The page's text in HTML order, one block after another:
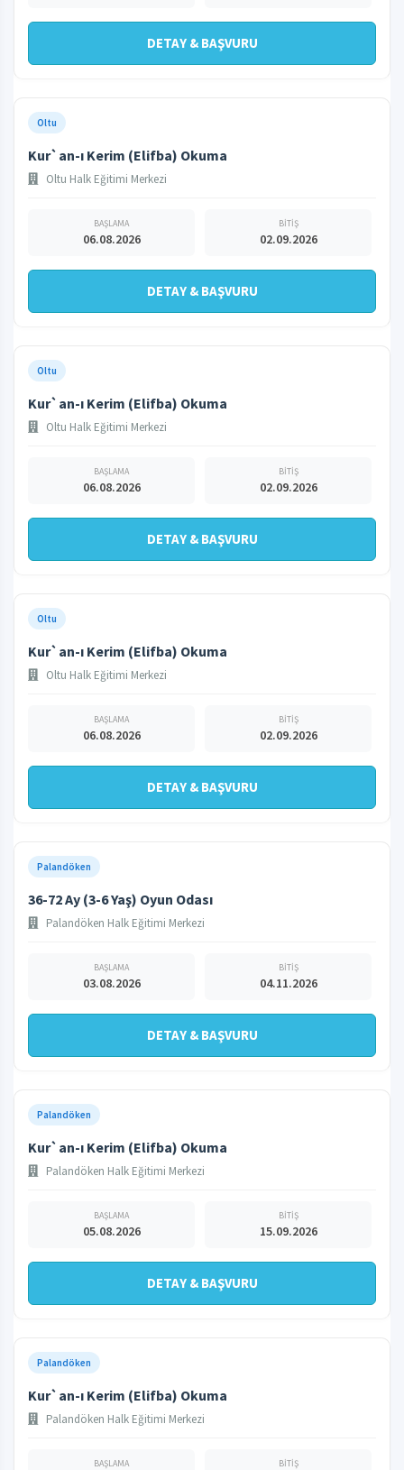
DETAY & BAŞVURU
Oltu
Kur`an-ı Kerim (Elifba) Okuma
Oltu Halk Eğitimi Merkezi
BAŞLAMA
06.08.2026
BİTİŞ
02.09.2026
DETAY & BAŞVURU
Oltu
Kur`an-ı Kerim (Elifba) Okuma
Oltu Halk Eğitimi Merkezi
BAŞLAMA
06.08.2026
BİTİŞ
02.09.2026
DETAY & BAŞVURU
Oltu
Kur`an-ı Kerim (Elifba) Okuma
Oltu Halk Eğitimi Merkezi
BAŞLAMA
06.08.2026
BİTİŞ
02.09.2026
DETAY & BAŞVURU
Palandöken
36-72 Ay (3-6 Yaş) Oyun Odası
Palandöken Halk Eğitimi Merkezi
BAŞLAMA
03.08.2026
BİTİŞ
04.11.2026
DETAY & BAŞVURU
Palandöken
Kur`an-ı Kerim (Elifba) Okuma
Palandöken Halk Eğitimi Merkezi
BAŞLAMA
05.08.2026
BİTİŞ
15.09.2026
DETAY & BAŞVURU
Palandöken
Kur`an-ı Kerim (Elifba) Okuma
Palandöken Halk Eğitimi Merkezi
BAŞLAMA BİTİŞ